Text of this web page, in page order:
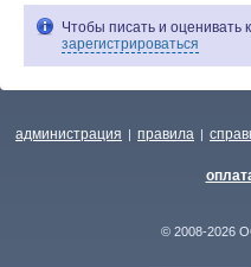
Чтобы писать и оценивать
зарегистрироваться
администрация | правила |
© 2008-2026